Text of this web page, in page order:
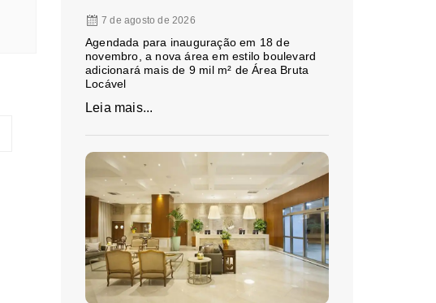
7 de agosto de 2026
Agendada para inauguração em 18 de
novembro, a nova área em estilo boulevard
adicionará mais de 9 mil m² de Área Bruta
Locável
Leia mais...